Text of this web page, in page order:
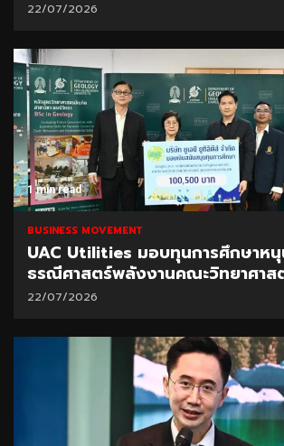
22/07/2026
1 min read
BUSINESS MOVEMENT
UAC Utilities มอบทุนการศึกษาห
ธรณีศาสตร์พลังงานคณะวิทยาศาส
22/07/2026